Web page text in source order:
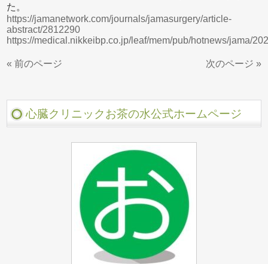
た。
https://jamanetwork.com/journals/jamasurgery/article-
abstract/2812290
https://medical.nikkeibp.co.jp/leaf/mem/pub/hotnews/jama/
« 前のページ 次のページ »
心臓クリニックお茶の水公式ホームページ